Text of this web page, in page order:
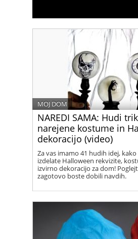
NAREDI SAMA: Hudi
narejene kostume in
dekoracijo (video)
MOJ DOM
Za vas imamo 41 hudih idej,
izdelate Halloween rekvizite,
izvirno dekoracijo za dom!
zagotovo boste dobili navdih.